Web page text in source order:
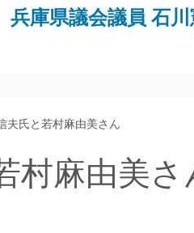
兵庫県議会議員 石
夫氏と若村麻由美さん
村麻由美さ